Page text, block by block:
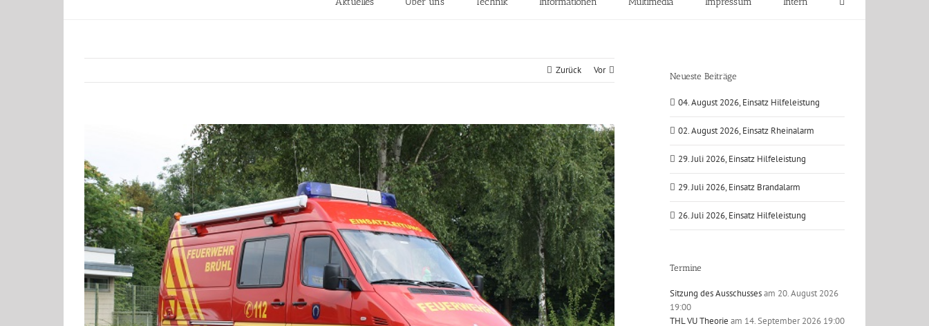
Zurück Vor
Bild
Neueste Beiträge
04. August 2026, Einsatz Hilfeleistung
02. August 2026, Einsatz Rheinalarm
29. Juli 2026, Einsatz Hilfeleistung
29. Juli 2026, Einsatz Brandalarm
26. Juli 2026, Einsatz Hilfeleistung
Termine
Sitzung des Ausschussesam 20. August 2026
19:00
THL VU Theorie am 14. September 2026 19:00